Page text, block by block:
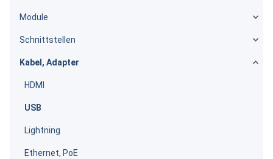
Module
Schnittstellen
Kabel, Adapter
HDMI
USB
Lightning
Ethernet, PoE